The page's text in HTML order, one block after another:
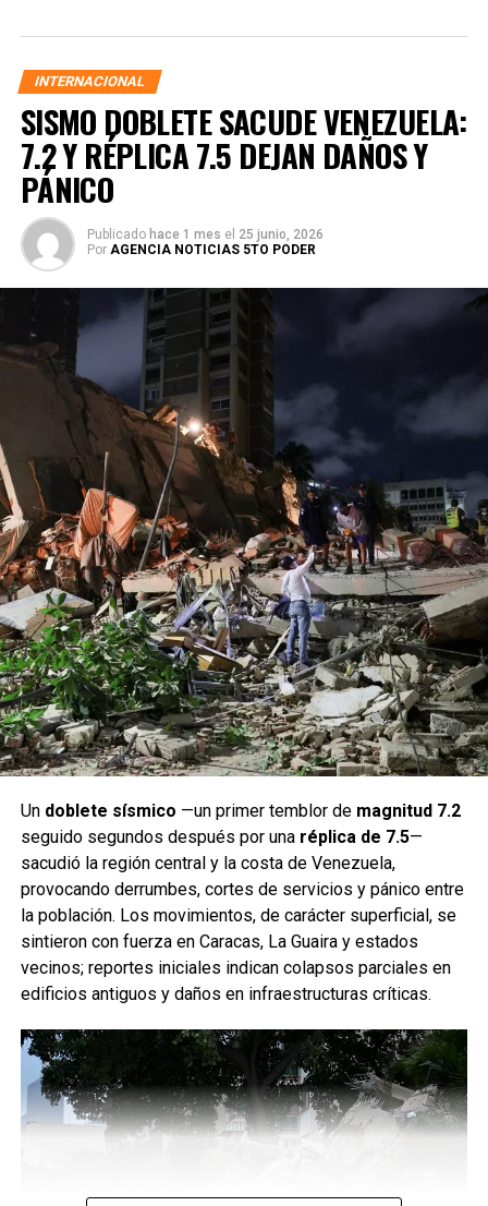
INTERNACIONAL
SISMO DOBLETE SACUDE VENEZUELA:
7.2 Y RÉPLICA 7.5 DEJAN DAÑOS Y
PÁNICO
Publicado hace 1 mes el 25 junio, 2026
Por AGENCIA NOTICIAS 5TO PODER
Un doblete sísmico —un primer temblor de magnitud 7.2
seguido segundos después por una réplica de 7.5—
sacudió la región central y la costa de Venezuela,
provocando derrumbes, cortes de servicios y pánico entre
la población. Los movimientos, de carácter superficial, se
sintieron con fuerza en Caracas, La Guaira y estados
vecinos; reportes iniciales indican colapsos parciales en
edificios antiguos y daños en infraestructuras críticas.